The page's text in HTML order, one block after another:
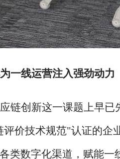
一线运营注入强劲动力
链创新这一课题上早
评价技术规范"认证的企
类数字化渠道，赋能